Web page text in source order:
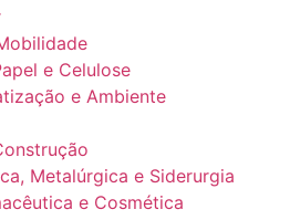
e Celulose
e Ambiente
Metalúrgica e Siderurgia
e Cosmética